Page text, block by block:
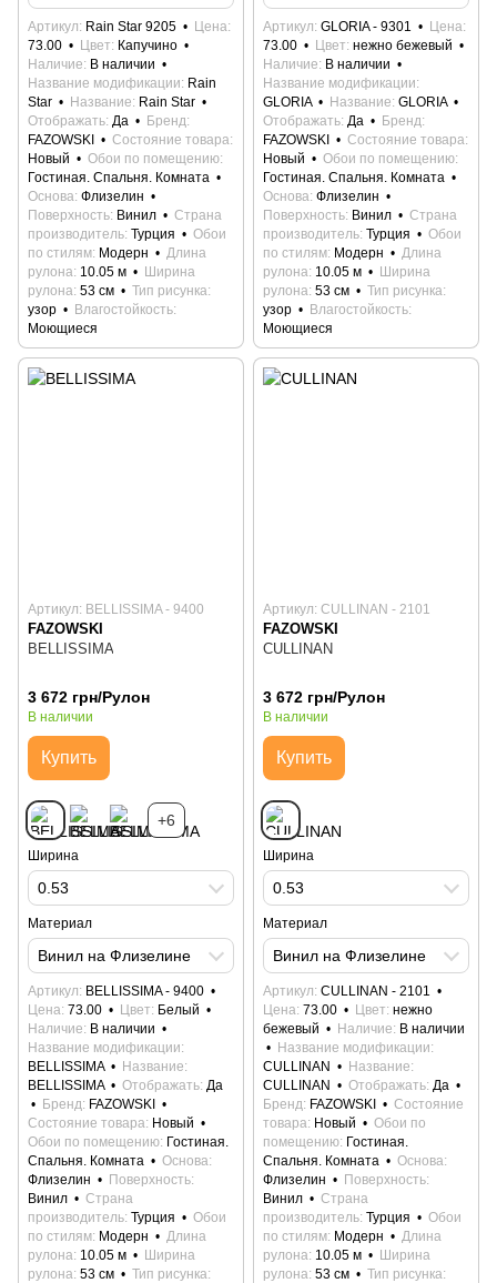
Артикул Rain Star 9205
Цена
73.00
Цвет
Капучино
Наличие
В наличии
Название модификации
Rain
Star
Название
Rain Star
Отображать Да
Бренд
FAZOWSKI
Состояние товара
Новый
Обои по помещению
Гостиная. Спальня. Комната
Основа Флизелин
Поверхность Винил
Страна
производитель Турция
Обои
по стилям Модерн
Длина
рулона 10.05 м
Ширина
рулона 53 см
Тип рисунка
узор
Влагостойкость
Моющиеся
Артикул GLORIA - 9301
Цена
73.00
Цвет нежно бежевый
Наличие
В наличии
Название модификации
GLORIA
Название GLORIA
Отображать Да
Бренд
FAZOWSKI
Состояние товара
Новый
Обои по помещению
Гостиная. Спальня. Комната
Основа Флизелин
Поверхность Винил
Страна
производитель Турция
Обои
по стилям Модерн
Длина
рулона 10.05 м
Ширина
рулона 53 см
Тип рисунка
узор
Влагостойкость
Моющиеся
Артикул: BELLISSIMA - 9400
FAZOWSKI
BELLISSIMA
3 672 грн/Рулон
В наличии
Купить
+6
Ширина
0.53
Материал
Винил на Флизелине
Артикул BELLISSIMA - 9400
Цена 73.00 Цвет Белый
Наличие В наличии
Название модификации
BELLISSIMA
Название
BELLISSIMA
Отображать Да
Бренд FAZOWSKI
Состояние товара Новый
Обои по помещению Гостиная.
Спальня. Комната
Основа
Флизелин
Поверхность
Винил
Страна
производитель Турция
Обои
по стилям Модерн
Длина
рулона 10.05 м
Ширина
рулона 53 см
Тип рисунка
Артикул: CULLINAN - 2101
FAZOWSKI
CULLINAN
3 672 грн/Рулон
В наличии
Купить
Ширина
0.53
Материал
Винил на Флизелине
Артикул CULLINAN - 2101
Цена 73.00 Цвет нежно
бежевый
Наличие В наличии
Название модификации
CULLINAN
Название
CULLINAN
Отображать Да
Бренд FAZOWSKI
Состояние
товара Новый
Обои по
помещению Гостиная.
Спальня. Комната
Основа
Флизелин
Поверхность
Винил
Страна
производитель Турция
Обои
по стилям Модерн
Длина
рулона 10.05 м
Ширина
рулона 53 см
Тип рисунка